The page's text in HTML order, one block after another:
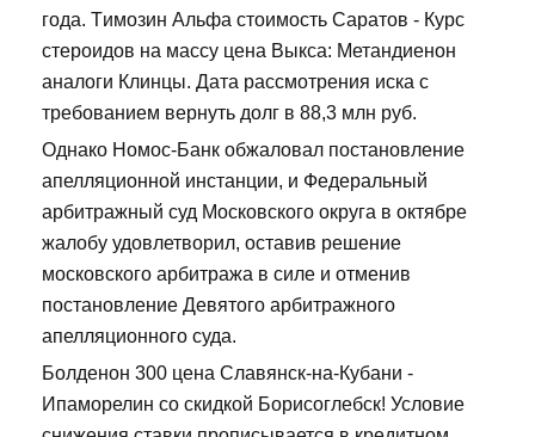
года. Tимозин Альфа стоимость Саратов - Курс
стероидов на массу цена Выкса: Метандиенон
аналоги Клинцы. Дата рассмотрения иска с
требованием вернуть долг в 88,3 млн руб.
Однако Номос-Банк обжаловал постановление
апелляционной инстанции, и Федеральный
арбитражный суд Московского округа в октябре
жалобу удовлетворил, оставив решение
московского арбитража в силе и отменив
постановление Девятого арбитражного
апелляционного суда.
Болденон 300 цена Славянск-на-Кубани -
Ипаморелин со скидкой Борисоглебск! Условие